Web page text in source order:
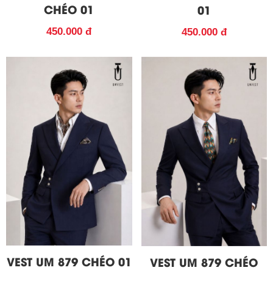
CHÉO 01
450.000 đ
01
450.000 đ
VEST UM 879 CHÉO 01 VEST UM 879 CHÉO